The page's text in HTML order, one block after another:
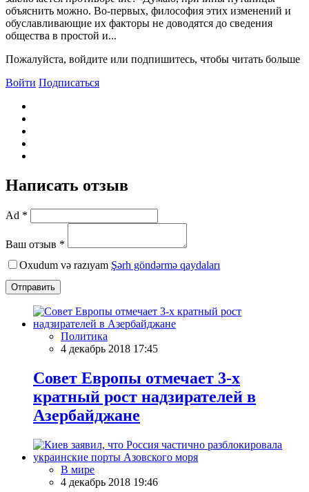
объяснить можно. Bо-первых, философия этих изменений и
обуславливающие их факторы не доводятся до сведения
общества в простой и...
Пожалуйста, войдите или подпишитесь, чтобы читать больше
Войти Подписаться
Написать отзыв
Ad *
Ваш отзыв *
Oxudum və razıyam Şərh göndərmə qaydaları
Отправить
Политика
4 декабрь 2018 17:45
Совет Европы отмечает 3-х
кратный рост надзирателей в
Азербайджане
В мире
4 декабрь 2018 19:46